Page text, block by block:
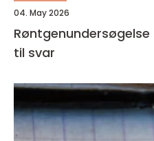
04. May 2026
til svar